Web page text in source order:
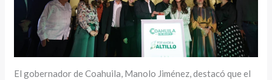
El gobernador de Coahuila, Manolo Jiménez, destacó que el